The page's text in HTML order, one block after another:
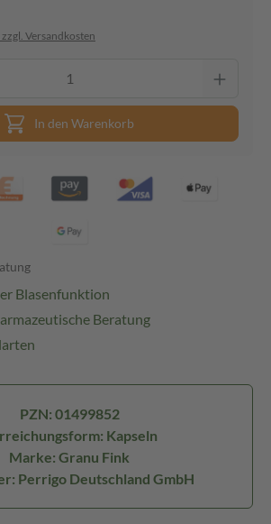
Versandkosten
In den Warenkorb
Blasenfunktion
Beratung
PZN: 01499852
Kapseln
Marke: Granu Fink
Perrigo Deutschland GmbH